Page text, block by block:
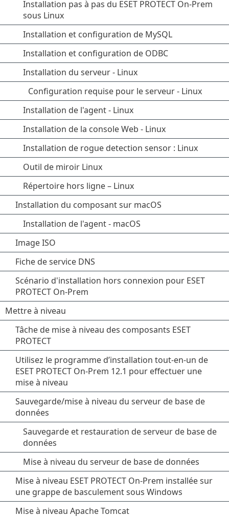
Installation pas à pas du ESET PROTECT On-Prem
sous Linux
Installation et configuration de MySQL
Installation et configuration de ODBC
Installation du serveur - Linux
Configuration requise pour le serveur - Linux
Installation de l'agent - Linux
Installation de la console Web - Linux
Installation de rogue detection sensor : Linux
Outil de miroir Linux
Répertoire hors ligne – Linux
Installation du composant sur macOS
Installation de l'agent - macOS
Image ISO
Fiche de service DNS
Scénario d'installation hors connexion pour ESET
PROTECT On-Prem
Mettre à niveau
Tâche de mise à niveau des composants ESET
PROTECT
Utilisez le programme d’installation tout-en-un de
ESET PROTECT On-Prem 12.1 pour effectuer une
mise à niveau
Sauvegarde/mise à niveau du serveur de base de
données
Sauvegarde et restauration de serveur de base de
données
Mise à niveau du serveur de base de données
Mise à niveau ESET PROTECT On-Prem installée sur
une grappe de basculement sous Windows
Mise à niveau Apache Tomcat